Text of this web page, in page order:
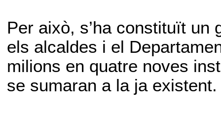
Per això, s’ha constituït un
els alcaldes i el
milions en quatre noves
se sumaran a la ja existent.